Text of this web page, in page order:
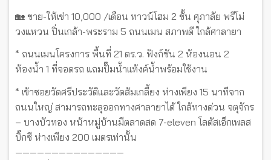
🏡 ขาย-ให้เช่า 10,000 /เดือน ทาวน์โฮม 2 ชั้น ศุภาลัย พรีโม่
วงแหวน ปิ่นเกล้า-พระราม 5 ถนนเมน สภาพดี ใกล้ศาลายา
* ถนนเมนโครงการ พื้นที่ 21 ตร.ว. ฟังก์ชัน 2 ห้องนอน 2
ห้องน้ำ 1 ที่จอดรถ แถมปั๊มน้ำแท้งค์น้ำพร้อมใช้งาน
* เข้าซอยวัดศรีประวัติและวัดส้มเกลี้ยง ห่างเพียง 15 นาทีจาก
ถนนใหญ่ สามารถทะลุออกทางศาลายาได้ ใกล้ทางด่วน จตุจักร
– บางบัวทอง หน้าหมู่บ้านมีตลาดสด 7-eleven โลตัสเอ็กเพลส
บิ๊กซี ห่างเพียง 200 เมตรเท่านั้น
———————————————